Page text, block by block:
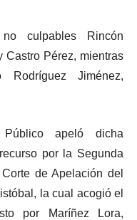
culpables Rincón
Castro Pérez, mientras
Jiménez,
Público apeló dicha
por la Segunda
de Apelación del
la cual acogió el
por Maríñez Lora,